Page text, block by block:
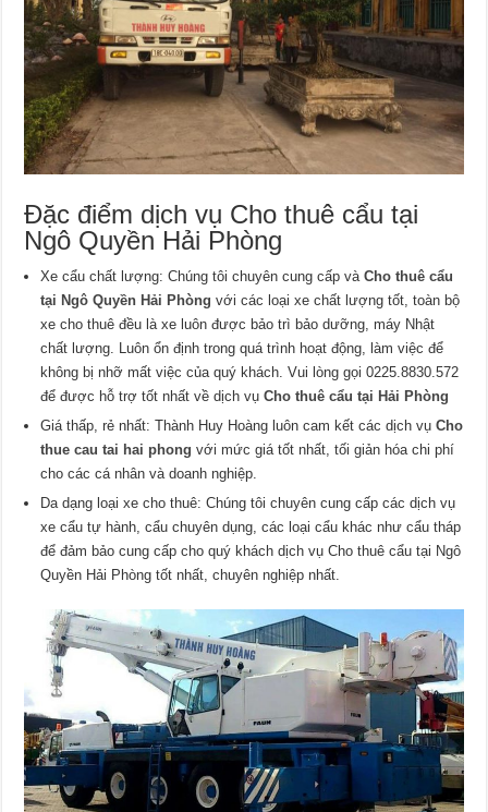
Đặc điểm dịch vụ Cho thuê cẩu tại
Ngô Quyền Hải Phòng
Xe cẩu chất lượng: Chúng tôi chuyên cung cấp vàCho thuê cẩu
tại Ngô Quyền Hải Phòng với các loại xe chất lượng tốt, toàn bộ
xe cho thuê đều là xe luôn được bảo trì bảo dưỡng, máy Nhật
chất lượng. Luôn ổn định trong quá trình hoạt động, làm việc để
không bị nhỡ mất việc của quý khách. Vui lòng gọi 0225.8830.572
để được hỗ trợ tốt nhất về dịch vụCho thuê cẩu tại Hải Phòng
Giá thấp, rẻ nhất: Thành Huy Hoàng luôn cam kết các dịch vụCho
thue cau tai hai phong với mức giá tốt nhất, tối giản hóa chi phí
cho các cá nhân và doanh nghiệp.
Da dạng loại xe cho thuê: Chúng tôi chuyên cung cấp các dịch vụ
xe cẩu tự hành, cẩu chuyên dụng, các loại cẩu khác như cẩu tháp
để đảm bảo cung cấp cho quý khách dịch vụ Cho thuê cẩu tại Ngô
Quyền Hải Phòng tốt nhất, chuyên nghiệp nhất.